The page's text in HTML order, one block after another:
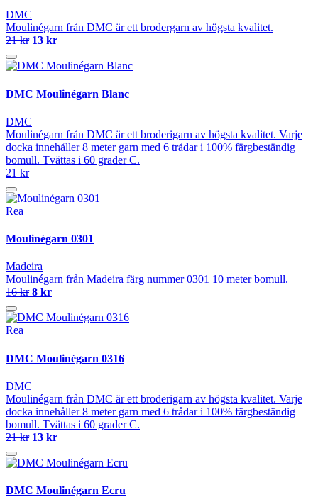
DMC
Moulinégarn från DMC är ett brodergarn av högsta kvalitet.
21 kr 13 kr
DMC Moulinégarn Blanc
DMC
Moulinégarn från DMC är ett broderigarn av högsta kvalitet. Varje
docka innehåller 8 meter garn med 6 trådar i 100% färgbeständig
bomull. Tvättas i 60 grader C.
21 kr
Rea
Moulinégarn 0301
Madeira
Moulinégarn från Madeira färg nummer 0301 10 meter bomull.
16 kr 8 kr
Rea
DMC Moulinégarn 0316
DMC
Moulinégarn från DMC är ett broderigarn av högsta kvalitet. Varje
docka innehåller 8 meter garn med 6 trådar i 100% färgbeständig
bomull. Tvättas i 60 grader C.
21 kr 13 kr
DMC Moulinégarn Ecru